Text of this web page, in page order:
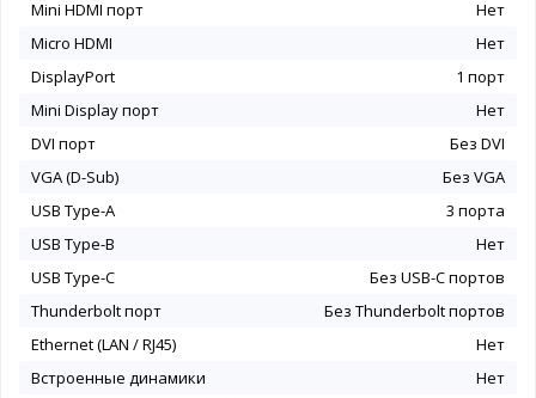
Mini HDMI порт
Нет
Micro HDMI
Нет
DisplayPort
1 порт
Mini Display порт
Нет
DVI порт
Без DVI
VGA (D-Sub)
Без VGA
USB Type-A
3 порта
USB Type-B
Нет
USB Type-C
Без USB-С портов
Thunderbolt порт
Без Thunderbolt портов
Ethernet (LAN / RJ45)
Нет
Встроенные динамики
Нет